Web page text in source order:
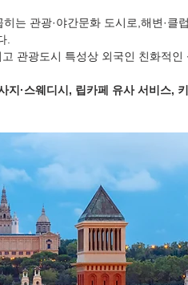
는 관광·야간문화 도시로,해변·클
.
관광도시 특성상 외국인 친화적
지·스웨디시, 립카페 유사 서비스,